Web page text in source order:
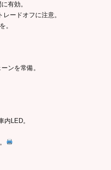
有効。
ードオフに注意。
。
ンを常備。
LED。